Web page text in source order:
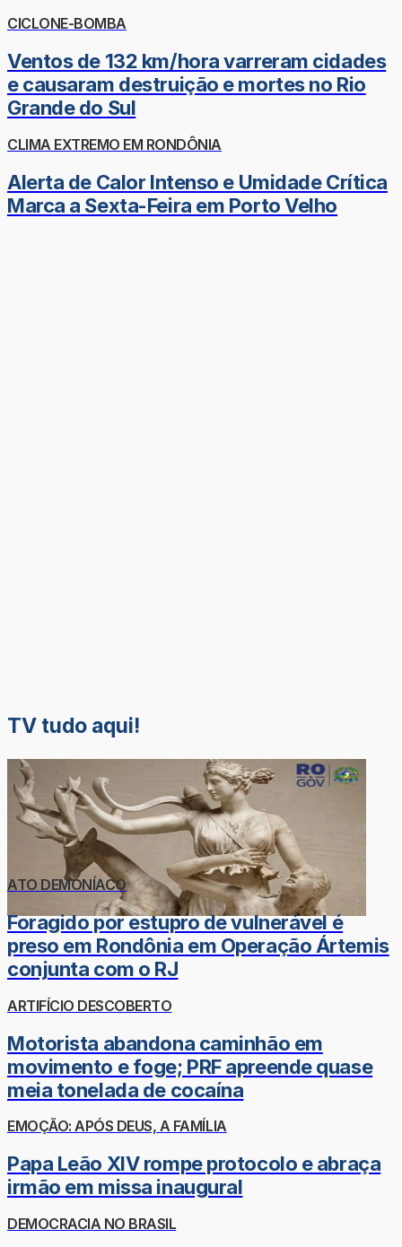
CICLONE-BOMBA
Ventos de 132 km/hora varreram cidades
e causaram destruição e mortes no Rio
Grande do Sul
CLIMA EXTREMO EM RONDÔNIA
Alerta de Calor Intenso e Umidade Crítica
Marca a Sexta-Feira em Porto Velho
TV tudo aqui!
ATO DEMONÍACO
Foragido por estupro de vulnerável é
preso em Rondônia em Operação Ártemis
conjunta com o RJ
ARTIFÍCIO DESCOBERTO
Motorista abandona caminhão em
movimento e foge; PRF apreende quase
meia tonelada de cocaína
EMOÇÃO: APÓS DEUS, A FAMÍLIA
Papa Leão XIV rompe protocolo e abraça
irmão em missa inaugural
DEMOCRACIA NO BRASIL